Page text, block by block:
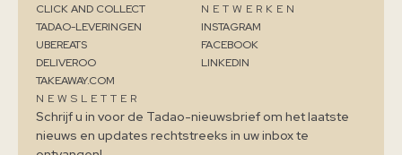
CLICK AND COLLECT
TADAO-LEVERINGEN
UBEREATS
DELIVEROO
TAKEAWAY.COM
NETWERKEN
INSTAGRAM
FACEBOOK
LINKEDIN
NEWSLETTER
Schrijf u in voor de Tadao-nieuwsbrief om het laatste
nieuws en updates rechtstreeks in uw inbox te